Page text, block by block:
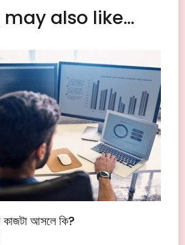
may also like...
কাজটা আসলে কি?